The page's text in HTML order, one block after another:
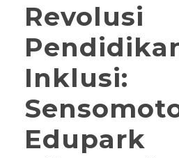
Revolusi
Inklusi:
Edupark